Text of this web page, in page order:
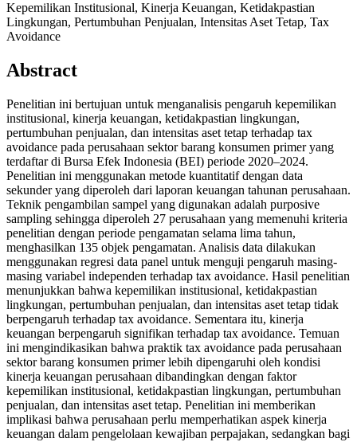
Kepemilikan Institusional, Kinerja Keuangan, Ketidakpastian
Lingkungan, Pertumbuhan Penjualan, Intensitas Aset Tetap, Tax
Avoidance
Abstract
Penelitian ini bertujuan untuk menganalisis pengaruh kepemilikan
institusional, kinerja keuangan, ketidakpastian lingkungan,
pertumbuhan penjualan, dan intensitas aset tetap terhadap tax
avoidance pada perusahaan sektor barang konsumen primer yang
terdaftar di Bursa Efek Indonesia (BEI) periode 2020–2024.
Penelitian ini menggunakan metode kuantitatif dengan data
sekunder yang diperoleh dari laporan keuangan tahunan perusahaan.
Teknik pengambilan sampel yang digunakan adalah purposive
sampling sehingga diperoleh 27 perusahaan yang memenuhi kriteria
penelitian dengan periode pengamatan selama lima tahun,
menghasilkan 135 objek pengamatan. Analisis data dilakukan
menggunakan regresi data panel untuk menguji pengaruh masing-
masing variabel independen terhadap tax avoidance. Hasil penelitian
menunjukkan bahwa kepemilikan institusional, ketidakpastian
lingkungan, pertumbuhan penjualan, dan intensitas aset tetap tidak
berpengaruh terhadap tax avoidance. Sementara itu, kinerja
keuangan berpengaruh signifikan terhadap tax avoidance. Temuan
ini mengindikasikan bahwa praktik tax avoidance pada perusahaan
sektor barang konsumen primer lebih dipengaruhi oleh kondisi
kinerja keuangan perusahaan dibandingkan dengan faktor
kepemilikan institusional, ketidakpastian lingkungan, pertumbuhan
penjualan, dan intensitas aset tetap. Penelitian ini memberikan
implikasi bahwa perusahaan perlu memperhatikan aspek kinerja
keuangan dalam pengelolaan kewajiban perpajakan, sedangkan bagi